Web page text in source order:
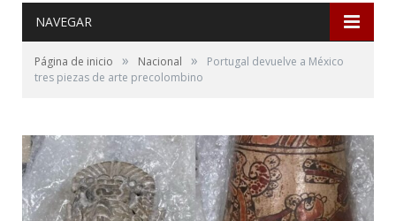
NAVEGAR
Página de inicio » Nacional »
Portugal devuelve a México
tres piezas de arte precolombino